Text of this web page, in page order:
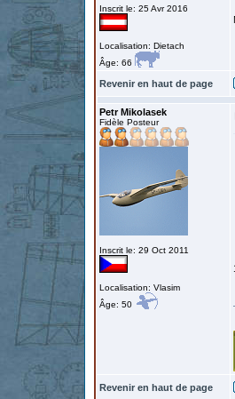
Inscrit le: 25 Avr 2016
Localisation: Dietach
Âge: 66
Revenir en haut de page
Petr Mikolasek
Fidèle Posteur
Inscrit le: 29 Oct 2011
Localisation: Vlasim
Âge: 50
Revenir en haut de page